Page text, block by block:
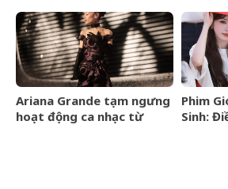
vào tháng 9/2026
Ariana Grande tạm ngưng
hoạt động ca nhạc từ
Phim
Sinh: